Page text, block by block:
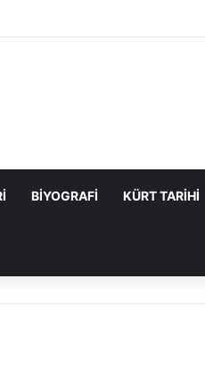
BIYOGRAFI KÜRT TARIHI